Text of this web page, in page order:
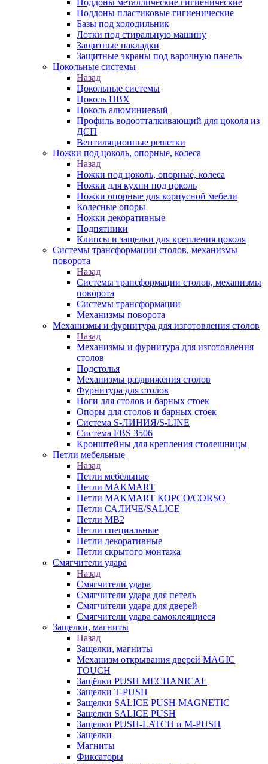
Поддоны металлические гигиенические
Поддоны пластиковые гигиенические
Базы под холодильник
Лотки под стиральную машину
Защитные накладки
Защитные экраны под варочную панель
Цокольные системы
Назад
Цокольные системы
Цоколь ПВХ
Цоколь алюминиевый
Профиль водоотталкивающий для цоколя из
ДСП
Вентиляционные решетки
Ножки под цоколь, опорные, колеса
Назад
Ножки под цоколь, опорные, колеса
Ножки для кухни под цоколь
Ножки опорные для корпусной мебели
Колесные опоры
Ножки декоративные
Подпятники
Клипсы и защелки для крепления цоколя
Системы трансформации столов, механизмы
поворота
Назад
Системы трансформации столов, механизмы
поворота
Системы трансформации
Механизмы поворота
Механизмы и фурнитура для изготовления столов
Назад
Механизмы и фурнитура для изготовления
столов
Подстолья
Механизмы раздвижения столов
Фурнитура для столов
Ноги для столов и барных стоек
Опоры для столов и барных стоек
Система S-ЛИНИЯ/S-LINE
Система FBS 3506
Кронштейны для крепления столешницы
Петли мебельные
Назад
Петли мебельные
Петли MAKMART
Петли MAKMART КОРСО/CORSO
Петли САЛИЧЕ/SALICE
Петли MB2
Петли специальные
Петли декоративные
Петли скрытого монтажа
Смягчители удара
Назад
Смягчители удара
Смягчители удара для петель
Смягчители удара для дверей
Cмягчители удара самоклеящиеся
Защелки, магниты
Назад
Защелки, магниты
Механизм открывания дверей MAGIC
TOUCH
Защёлки PUSH MECHANICAL
Защелки T-PUSH
Защелки SALICE PUSH MAGNETIC
Защелки SALICE PUSH
Защелки PUSH-LATCH и M-PUSH
Защелки
Магниты
Фиксаторы